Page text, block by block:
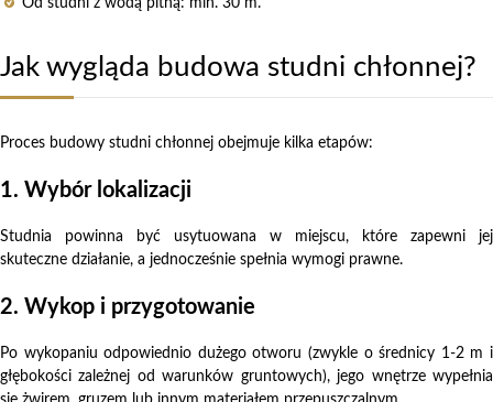
Jak wygląda budowa studni chłonnej?
Proces budowy studni chłonnej obejmuje kilka etapów:
1. Wybór lokalizacji
Studnia powinna być usytuowana w miejscu, które zapewni jej
skuteczne działanie, a jednocześnie spełnia wymogi prawne.
2. Wykop i przygotowanie
Po wykopaniu odpowiednio dużego otworu (zwykle o średnicy 1-2 m i
głębokości zależnej od warunków gruntowych), jego wnętrze wypełnia